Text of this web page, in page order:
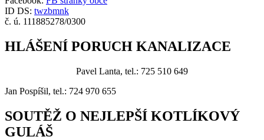
ID DS: twzbmnk
č. ú. 111885278/0300
HLÁŠENÍ PORUCH KANALIZACE
Pavel Lanta, tel.: 725 510 649
Jan Pospíšil, tel.: 724 970 655
SOUTĚŽ O NEJLEPŠÍ KOTLÍKOVÝ
GULÁŠ